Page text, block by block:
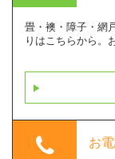
畳・襖・障子・網
りはこちらから。
next
phone お